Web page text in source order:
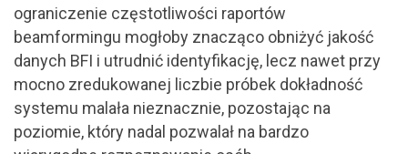
ograniczenie częstotliwości raportów
beamformingu mogłoby znacząco obniżyć jakość
danych BFI i utrudnić identyfikację, lecz nawet przy
mocno zredukowanej liczbie próbek dokładność
systemu malała nieznacznie, pozostając na
poziomie, który nadal pozwalał na bardzo